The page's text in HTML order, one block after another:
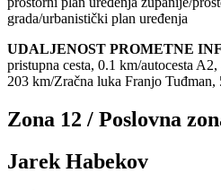
grada/urbanistički plan uređenja
UDALJENOST PROMETNE
pristupna cesta, 0.1 km/autocesta
203 km/Zračna luka Franjo Tuđman,
Zona 12 / Poslovna
Jarek Habekov